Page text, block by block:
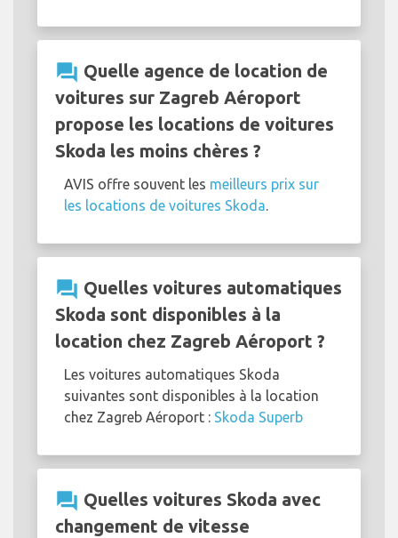
question_answer Quelle agence de location de
voitures sur Zagreb Aéroport
propose les locations de voitures
Skoda les moins chères ?
AVIS offre souvent les meilleurs prix sur
les locations de voitures Skoda.
question_answer Quelles voitures automatiques
Skoda sont disponibles à la
location chez Zagreb Aéroport ?
Les voitures automatiques Skoda
suivantes sont disponibles à la location
chez Zagreb Aéroport : Skoda Superb
question_answer Quelles voitures Skoda avec
changement de vitesse